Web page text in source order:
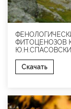
ФИТОЦЕНОЗОВ
Скачать